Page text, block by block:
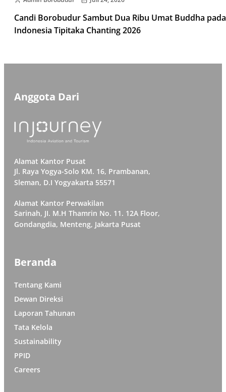
Candi Borobudur Sambut Dua Ribu Umat Buddha pada
Indonesia Tipitaka Chanting 2026
Anggota Dari
Alamat Kantor Pusat
Jl. Raya Yogya-Solo KM. 16, Prambanan,
Sleman, D.I Yogyakarta 55571
Alamat Kantor Perwakilan
Sarinah, JI. M.H Thamrin No. 11. 12A Floor,
Gondangdia, Menteng, Jakarta Pusat
Beranda
Tentang Kami
Dewan Direksi
Laporan Tahunan
Tata Kelola
Sustainability
PPID
Careers